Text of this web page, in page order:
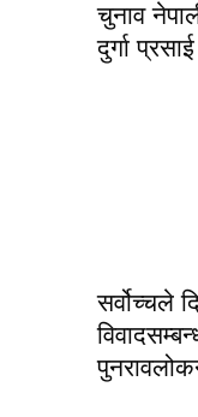
चुनाव
दुर्गा प्रसाई
सर्वोच्चले